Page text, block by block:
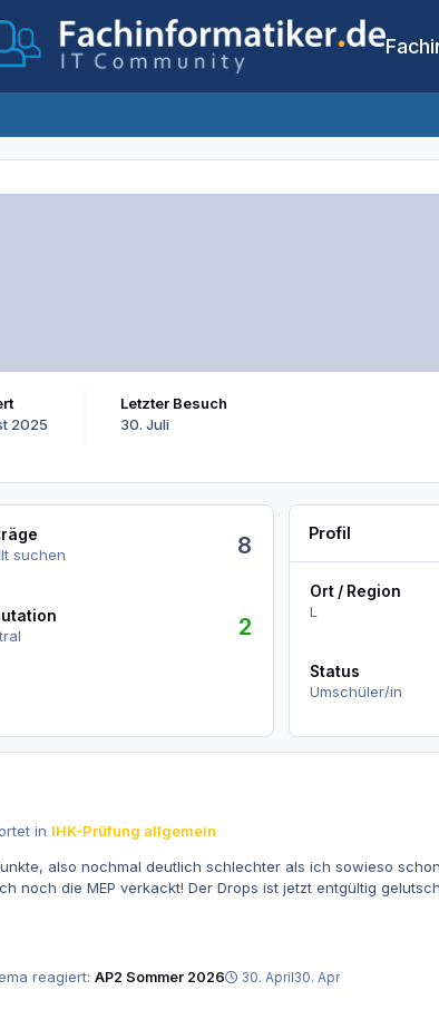
2025
Letzter Besuch
30. Juli
suchen
8
2
Profil
Ort / Region
L
Status
Umschüler/in
in IHK-Prüfung allgemein
also nochmal deutlich schlechter als ich sowieso
reagiert: AP2 Sommer 2026 30. April30. Apr